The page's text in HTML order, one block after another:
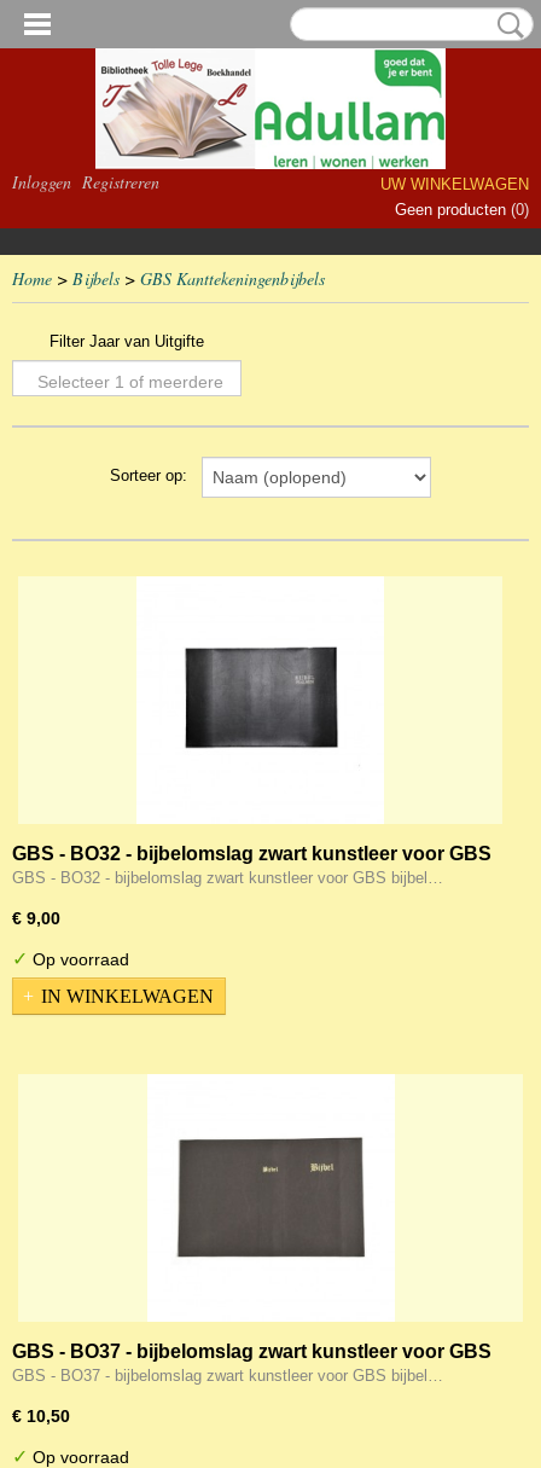
Inloggen Registreren
UW WINKELWAGEN
Geen producten (0)
Home > Bijbels > GBS Kanttekeningenbijbels
Filter Jaar van Uitgifte
Selecteer 1 of meerdere
Sorteer op:
GBS - BO32 - bijbelomslag zwart kunstleer voor GBS
bijbel KTBS
GBS - BO32 - bijbelomslag zwart kunstleer voor GBS bijbel…
€ 9,00
✓ Op voorraad
IN WINKELWAGEN
GBS - BO37 - bijbelomslag zwart kunstleer voor GBS
bijbel KTB20B
GBS - BO37 - bijbelomslag zwart kunstleer voor GBS bijbel…
€ 10,50
✓ Op voorraad